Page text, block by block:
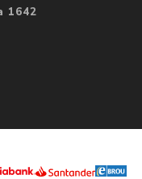
1642